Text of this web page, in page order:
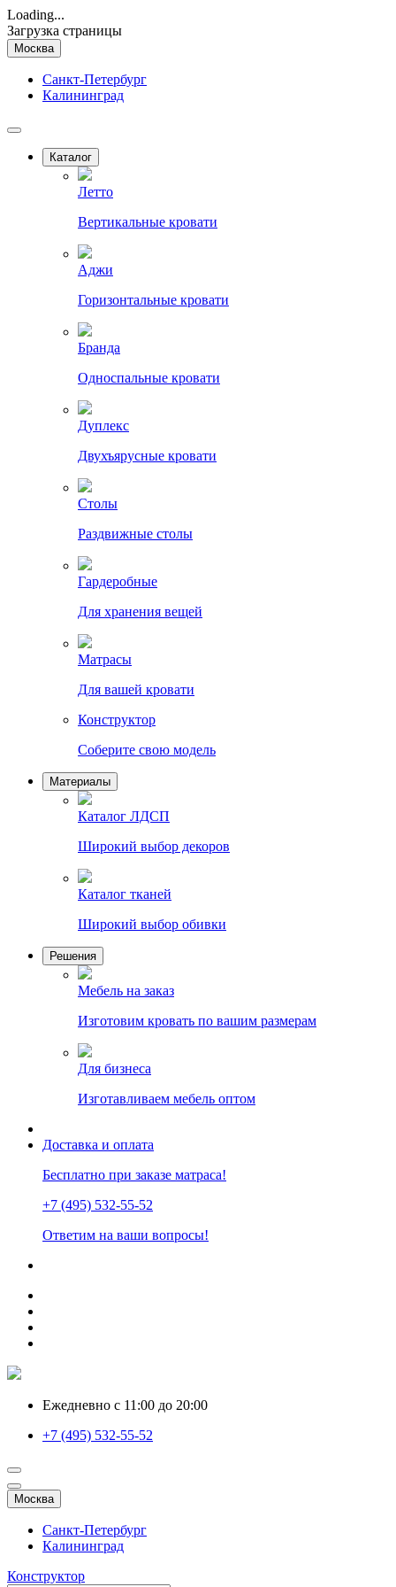
Loading...
Загрузка страницы
Москва
Санкт-Петербург
Калининград
Каталог
Летто
Вертикальные кровати
Аджи
Горизонтальные кровати
Бранда
Односпальные кровати
Дуплекс
Двухъярусные кровати
Столы
Раздвижные столы
Гардеробные
Для хранения вещей
Матрасы
Для вашей кровати
Конструктор
Соберите свою модель
Материалы
Каталог ЛДСП
Широкий выбор декоров
Каталог тканей
Широкий выбор обивки
Решения
Мебель на заказ
Изготовим кровать по вашим размерам
Для бизнеса
Изготавливаем мебель оптом
Доставка и оплата
Бесплатно при заказе матраса!
+7 (495) 532-55-52
Ответим на ваши вопросы!
Ежедневно с 11:00 до 20:00
+7 (495) 532-55-52
Москва
Санкт-Петербург
Калининград
Конструктор